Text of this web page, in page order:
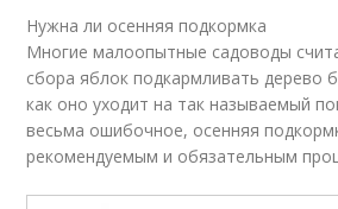
Нужна ли осенняя подкормка
Многие малоопытные садоводы
сбора яблок подкармливать дерево
как оно уходит на так называемый
весьма ошибочное, осенняя
рекомендуемым и обязательным